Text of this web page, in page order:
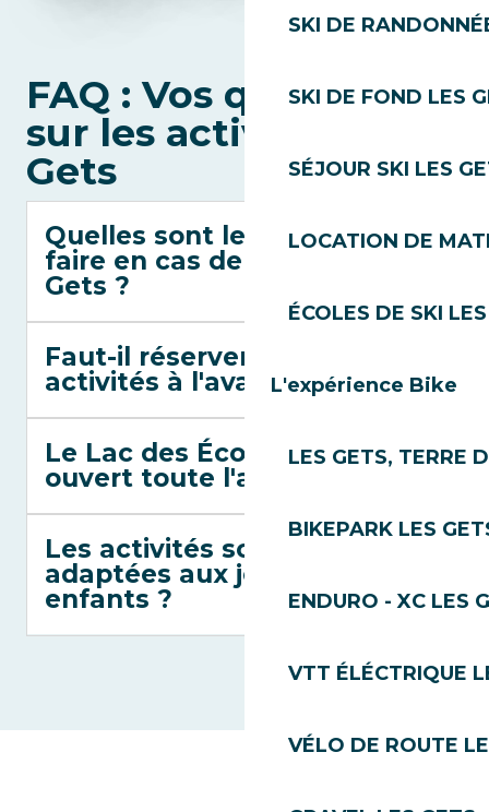
SKI DE
SKI DE FOND LES
SÉJOUR SKI LES
LOCATION DE
ÉCOLES DE SKI
L'expérience Bike
LES GETS, TERRE
BIKEPARK LES
ENDURO - XC LES
VTT ÉLÉCTRIQUE
VÉLO DE ROUTE
FAQ : Vos questions
sur les activités aux
Gets
Quelles sont les activités à
faire en cas de pluie aux
Gets ?
Faut-il réserver les
activités à l'avance ?
Le Lac des Écoles est-il
ouvert toute l'année ?
Les activités sont-elles
adaptées aux jeunes
enfants ?